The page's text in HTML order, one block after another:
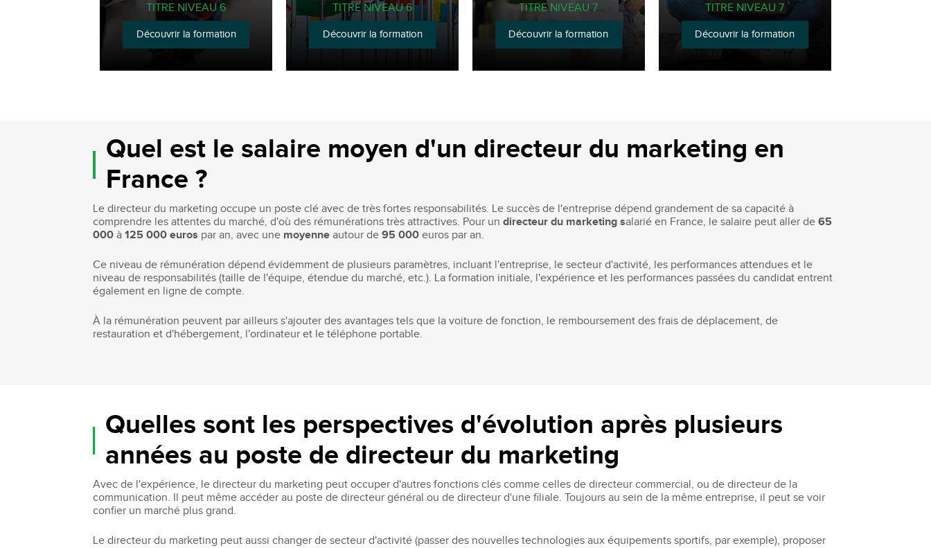
TITRE NIVEAU 6
Découvrir la formation
TITRE NIVEAU 6
Découvrir la formation
TITRE NIVEAU 7
Découvrir la formation
TITRE NIVEAU 7
Découvrir la formation
Quel est le salaire moyen d'un directeur du marketing en
France ?
Le directeur du marketing occupe un poste clé avec de très fortes responsabilités. Le succès de l'entreprise dépend grandement de sa capacité à
comprendre les attentes du marché, d'où des rémunérations très attractives. Pour un directeur du marketing salarié en France, le salaire peut aller de65
000 à125 000 euros par an, avec une moyenne autour de95 000 euros par an.
Ce niveau de rémunération dépend évidemment de plusieurs paramètres, incluant l'entreprise, le secteur d'activité, les performances attendues et le
niveau de responsabilités (taille de l'équipe, étendue du marché, etc.). La formation initiale, l'expérience et les performances passées du candidat entrent
également en ligne de compte.
À la rémunération peuvent par ailleurs s'ajouter des avantages tels que la voiture de fonction, le remboursement des frais de déplacement, de
restauration et d'hébergement, l'ordinateur et le téléphone portable.
Quelles sont les perspectives d'évolution après plusieurs
années au poste de directeur du marketing
Avec de l'expérience, le directeur du marketing peut occuper d'autres fonctions clés comme celles de directeur commercial, ou de directeur de la
communication. Il peut même accéder au poste de directeur général ou de directeur d'une filiale. Toujours au sein de la même entreprise, il peut se voir
confier un marché plus grand.
Le directeur du marketing peut aussi changer de secteur d'activité (passer des nouvelles technologies aux équipements sportifs, par exemple), proposer